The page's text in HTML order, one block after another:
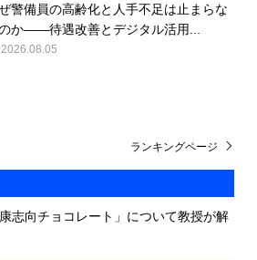
警備員の高齢化と人手不足は止まらな
か――待遇改善とデジタル活用...
2026.08.05
志向チョコレート」について教授が解
ランキングページ